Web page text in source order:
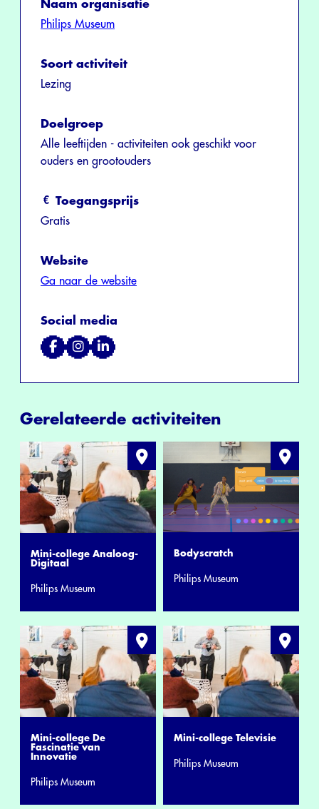
Naam organisatie
Philips Museum
Soort activiteit
Lezing
Doelgroep
Alle leeftijden - activiteiten ook geschikt voor
ouders en grootouders
Toegangsprijs
Gratis
Website
Ga naar de website
Social media
Gerelateerde activiteiten
Mini-college Analoog-
Digitaal
Philips Museum
Bodyscratch
Philips Museum
Mini-college De
Fascinatie van
Innovatie
Philips Museum
Mini-college Televisie
Philips Museum